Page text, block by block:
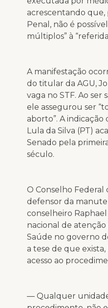
acrescentando que,
Penal, não é
múltiplos” à
A manifestação
do titular da AGU,
vaga no STF. Ao ser
ele assegurou ser
aborto”. A
Lula da Silva (PT)
Senado pela
século.
O Conselho
defensor da
conselheiro
nacional de
Saúde no governo
a tese de que
acesso ao
— Qualquer